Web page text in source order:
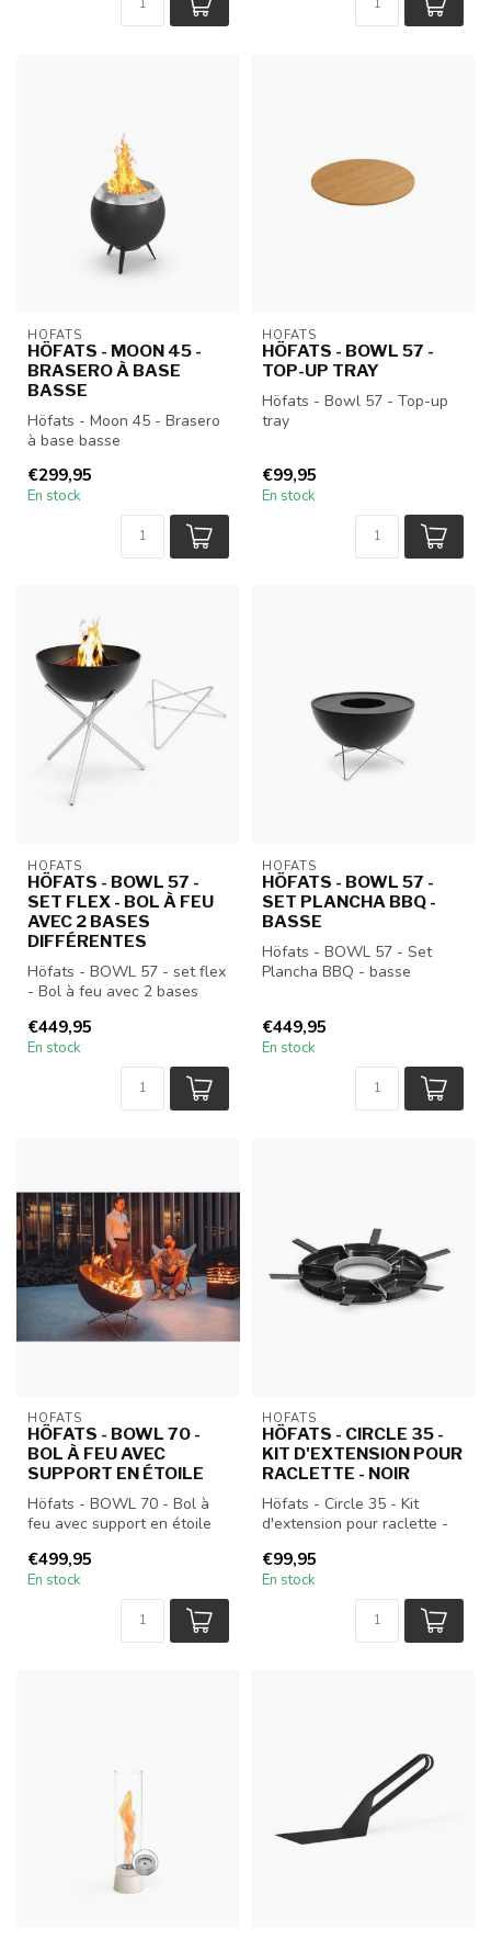
HÖFATS
HÖFATS - MOON 45 -
BRASERO À BASE
BASSE
Höfats - Moon 45 - Brasero
à base basse
€299,95
En stock
HÖFATS
HÖFATS - BOWL 57 -
TOP-UP TRAY
Höfats - Bowl 57 - Top-up
tray
€99,95
En stock
HÖFATS
HÖFATS - BOWL 57 -
SET FLEX - BOL À FEU
AVEC 2 BASES
DIFFÉRENTES
Höfats - BOWL 57 - set flex
- Bol à feu avec 2 bases
€449,95
En stock
HÖFATS
HÖFATS - BOWL 57 -
SET PLANCHA BBQ -
BASSE
Höfats - BOWL 57 - Set
Plancha BBQ - basse
€449,95
En stock
HÖFATS
HÖFATS - BOWL 70 -
BOL À FEU AVEC
SUPPORT EN ÉTOILE
Höfats - BOWL 70 - Bol à
feu avec support en étoile
€499,95
En stock
HÖFATS
HÖFATS - CIRCLE 35 -
KIT D'EXTENSION POUR
RACLETTE - NOIR
Höfats - Circle 35 - Kit
d'extension pour raclette -
€99,95
En stock